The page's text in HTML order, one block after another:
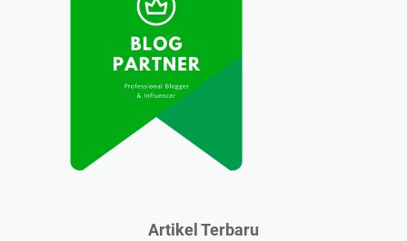
Artikel Terbaru